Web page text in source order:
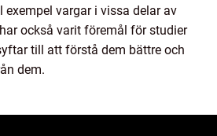
exempel vargar i vissa delar av
också varit föremål för studier
till att förstå dem bättre och
dem.